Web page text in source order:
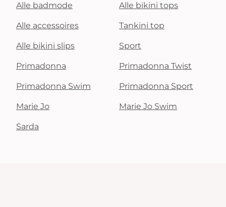
Alle badmode Alle bikini tops
Alle accessoires Tankini top
Alle bikini slips Sport
Primadonna Primadonna Twist
Primadonna Swim Primadonna Sport
Marie Jo Marie Jo Swim
Sarda